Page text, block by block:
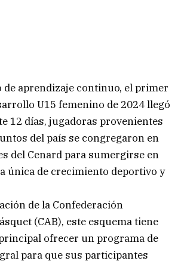
de aprendizaje continuo, el primer
U15 femenino de 2024 llegó
12 días, jugadoras provenientes
del país se congregaron en
del Cenard para sumergirse en
única de crecimiento deportivo y
de la Confederación
(CAB), este esquema tiene
ofrecer un programa de
para que sus participantes